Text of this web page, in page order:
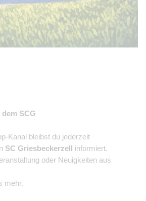
SCG
Kanal bleibst du jederzeit
SC Griesbeckerzell informiert.
oder Neuigkeiten aus
mehr.